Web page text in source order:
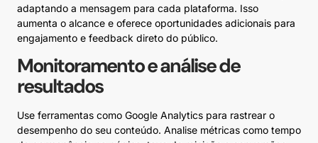
adaptando a mensagem para cada plataforma. Isso
aumenta o alcance e oferece oportunidades adicionais para
engajamento e feedback direto do público.
Monitoramento e análise de
resultados
Use ferramentas como Google Analytics para rastrear o
desempenho do seu conteúdo. Analise métricas como tempo